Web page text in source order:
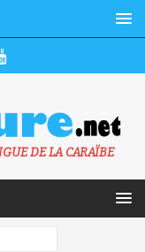
DE LA CARAÏBE